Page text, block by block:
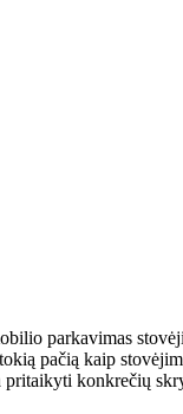
parkavimas
pačią kaip
pritaikyti konkrečių